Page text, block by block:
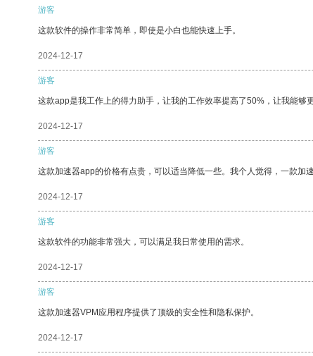
游客
这款软件的操作非常简单，即使是小白也能快速上手。
2024-12-17
游客
这款app是我工作上的得力助手，让我的工作效率提高了50%，让我能够
2024-12-17
游客
这款加速器app的价格有点贵，可以适当降低一些。我个人觉得，一款加
2024-12-17
游客
这款软件的功能非常强大，可以满足我日常使用的需求。
2024-12-17
游客
这款加速器VPM应用程序提供了顶级的安全性和隐私保护。
2024-12-17